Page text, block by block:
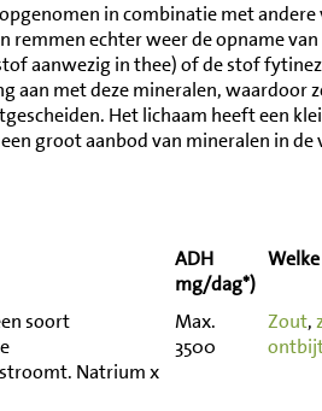
in combinatie met
remmen echter weer de opname
aanwezig in thee) of de stof
aan met deze mineralen,
Het lichaam heeft een
groot aanbod van mineralen in
ADH
mg/dag*)
soort
Natrium x
Max.
3500
Zout,